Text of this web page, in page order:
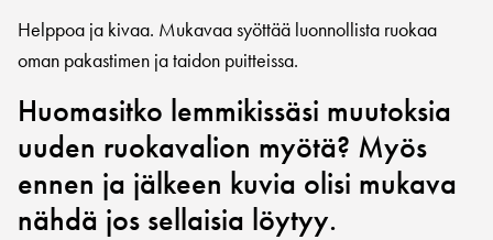
Helppoa ja kivaa. Mukavaa syöttää luonnollista ruokaa
oman pakastimen ja taidon puitteissa.
Huomasitko lemmikissäsi muutoksia
uuden ruokavalion myötä? Myös
ennen ja jälkeen kuvia olisi mukava
nähdä jos sellaisia löytyy.